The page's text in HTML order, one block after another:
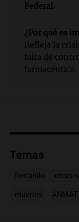
Federal.
¿Por qué es
Refleja la
falta de
farmacéutica.
Temas
fentanilo crisis
muertes ANMAT